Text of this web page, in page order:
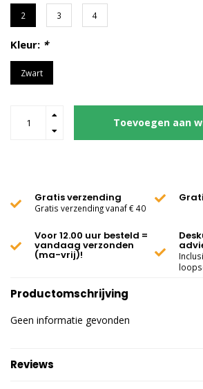
2 3 4
Kleur: *
Zwart
Toevoegen aan
Gratis verzending
Gratis verzending vanaf € 40
Voor 12.00 uur besteld =
vandaag verzonden
(ma-vrij)!
Productomschrijving
Geen informatie gevonden
Reviews